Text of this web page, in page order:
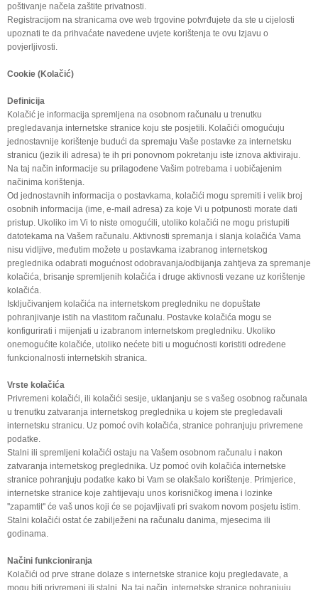
poštivanje načela zaštite privatnosti.
Registracijom na stranicama ove web trgovine potvrđujete da ste u cijelosti
upoznati te da prihvaćate navedene uvjete korištenja te ovu Izjavu o
povjerljivosti.
Cookie (Kolačić)
Definicija
Kolačić je informacija spremljena na osobnom računalu u trenutku
pregledavanja internetske stranice koju ste posjetili. Kolačići omogućuju
jednostavnije korištenje budući da spremaju Vaše postavke za internetsku
stranicu (jezik ili adresa) te ih pri ponovnom pokretanju iste iznova aktiviraju.
Na taj način informacije su prilagođene Vašim potrebama i uobičajenim
načinima korištenja.
Od jednostavnih informacija o postavkama, kolačići mogu spremiti i velik broj
osobnih informacija (ime, e-mail adresa) za koje Vi u potpunosti morate dati
pristup. Ukoliko im Vi to niste omogućili, utoliko kolačići ne mogu pristupiti
datotekama na Vašem računalu. Aktivnosti spremanja i slanja kolačića Vama
nisu vidljive, međutim možete u postavkama izabranog internetskog
preglednika odabrati mogućnost odobravanja/odbijanja zahtjeva za spremanje
kolačića, brisanje spremljenih kolačića i druge aktivnosti vezane uz korištenje
kolačića.
Isključivanjem kolačića na internetskom pregledniku ne dopuštate
pohranjivanje istih na vlastitom računalu. Postavke kolačića mogu se
konfigurirati i mijenjati u izabranom internetskom pregledniku. Ukoliko
onemogućite kolačiće, utoliko nećete biti u mogućnosti koristiti određene
funkcionalnosti internetskih stranica.
Vrste kolačića
Privremeni kolačići, ili kolačići sesije, uklanjanju se s vašeg osobnog računala
u trenutku zatvaranja internetskog preglednika u kojem ste pregledavali
internetsku stranicu. Uz pomoć ovih kolačića, stranice pohranjuju privremene
podatke.
Stalni ili spremljeni kolačići ostaju na Vašem osobnom računalu i nakon
zatvaranja internetskog preglednika. Uz pomoć ovih kolačića internetske
stranice pohranjuju podatke kako bi Vam se olakšalo korištenje. Primjerice,
internetske stranice koje zahtijevaju unos korisničkog imena i lozinke
''zapamtit'' će vaš unos koji će se pojavljivati pri svakom novom posjetu istim.
Stalni kolačići ostat će zabilježeni na računalu danima, mjesecima ili
godinama.
Načini funkcioniranja
Kolačići od prve strane dolaze s internetske stranice koju pregledavate, a
mogu biti privremeni ili stalni. Na taj način, internetske stranice pohranjuju